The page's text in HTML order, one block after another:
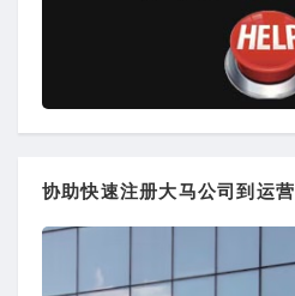
协助快速注册大马公司到运营